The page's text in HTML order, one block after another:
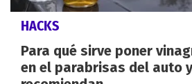
HACKS
Para qué sirve poner
en el parabrisas del auto